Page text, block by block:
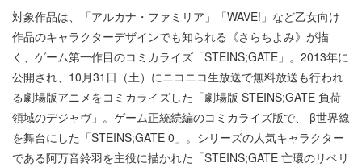
対象作品は、「アルカナ・ファミリア」「WAVE!」など乙女向け
作品のキャラクターデザインでも知られる《さらちよみ》が描
く、ゲーム第一作目のコミカライズ「STEINS;GATE」。2013年に
公開され、10月31日（土）にニコニコ生放送で無料放送も行われ
る劇場版アニメをコミカライズした「劇場版 STEINS;GATE 負荷
領域のデジャヴ」。ゲーム正統続編のコミカライズ版で、 β世界線
を舞台にした「STEINS;GATE 0」。シリーズの人気キャラクター
である阿万音鈴羽を主役に描かれた「STEINS;GATE 亡環のリベリ